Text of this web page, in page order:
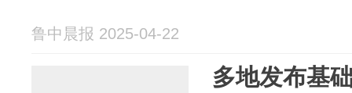
鲁中晨报 2025-04-22
多地发布基